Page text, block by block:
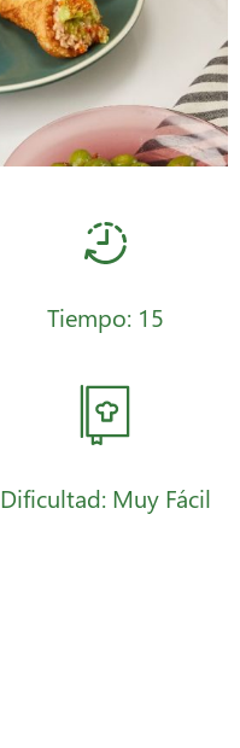
Tiempo: 15
Dificultad: Muy Fácil